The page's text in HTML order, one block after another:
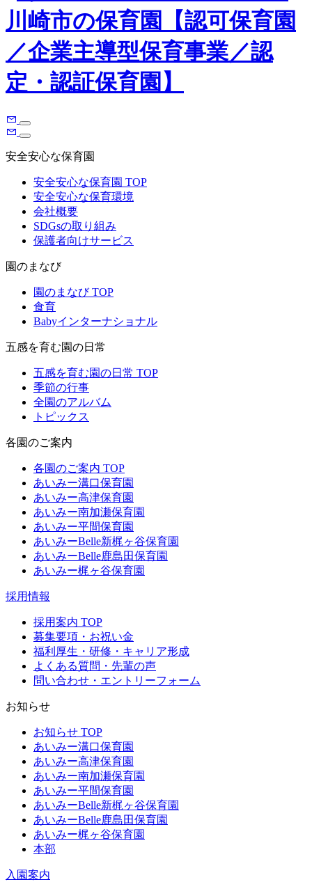
安全安心な保育園
安全安心な保育園 TOP
安全安心な保育環境
会社概要
SDGsの取り組み
保護者向けサービス
園のまなび
園のまなび TOP
食育
Babyインターナショナル
五感を育む園の日常
五感を育む園の日常 TOP
季節の行事
全園のアルバム
トピックス
各園のご案内
各園のご案内 TOP
あいみー溝口保育園
あいみー高津保育園
あいみー南加瀬保育園
あいみー平間保育園
あいみーBelle新梶ヶ谷保育園
あいみーBelle鹿島田保育園
あいみー梶ヶ谷保育園
採用情報
採用案内 TOP
募集要項・お祝い金
福利厚生・研修・キャリア形成
よくある質問・先輩の声
問い合わせ・エントリーフォーム
お知らせ
お知らせ TOP
あいみー溝口保育園
あいみー高津保育園
あいみー南加瀬保育園
あいみー平間保育園
あいみーBelle新梶ヶ谷保育園
あいみーBelle鹿島田保育園
あいみー梶ヶ谷保育園
本部
入園案内